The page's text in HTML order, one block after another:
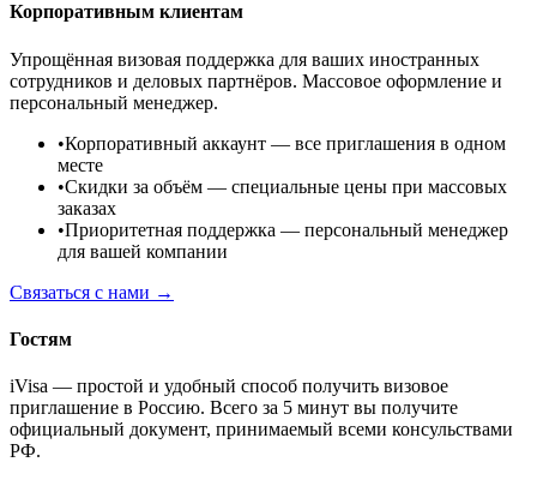
Корпоративным клиентам
Упрощённая визовая поддержка для ваших иностранных
сотрудников и деловых партнёров. Массовое оформление и
персональный менеджер.
•Корпоративный аккаунт — все приглашения в одном
месте
•Скидки за объём — специальные цены при массовых
заказах
•Приоритетная поддержка — персональный менеджер
для вашей компании
Связаться с нами →
Гостям
iVisa — простой и удобный способ получить визовое
приглашение в Россию. Всего за 5 минут вы получите
официальный документ, принимаемый всеми консульствами
РФ.